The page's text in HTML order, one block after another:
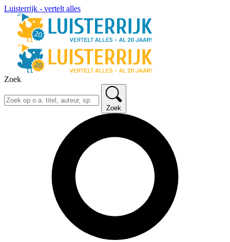
Luisterrijk - vertelt alles
Zoek
Zoek